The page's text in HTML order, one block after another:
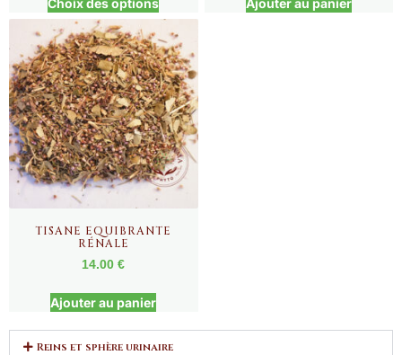
Choix des options Ajouter au panier
TISANE EQUIBRANTE
RÉNALE
14.00€
Ajouter au panier
Reins et sphère urinaire